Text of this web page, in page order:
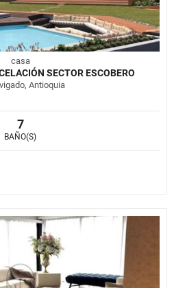
casa
SECTOR ESCOBERO
Antioquia
7
BAÑO(S)